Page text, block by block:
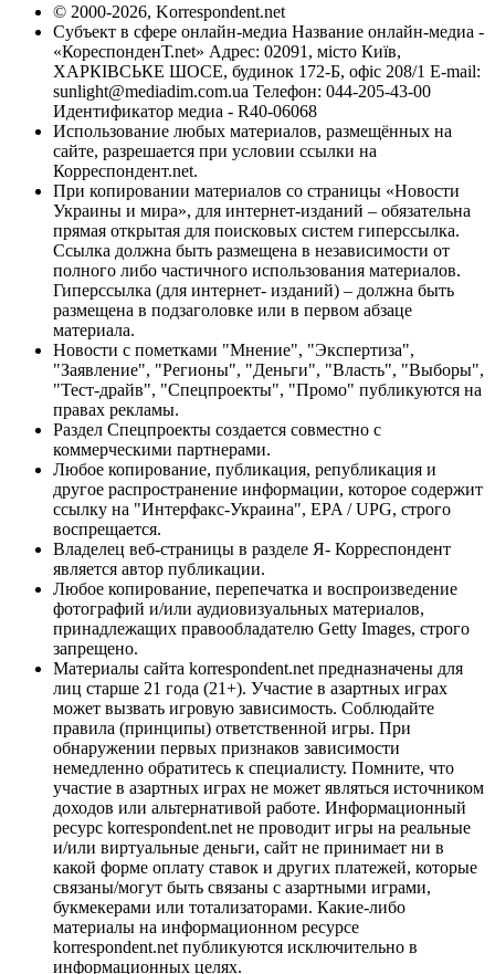
© 2000-2026, Korrespondent.net
Субъект в сфере онлайн-медиа Название онлайн-медиа -
«КореспонденТ.net» Адрес: 02091, місто Київ,
ХАРКІВСЬКЕ ШОСЕ, будинок 172-Б, офіс 208/1 E-mail:
sunlight@mediadim.com.ua Телефон: 044-205-43-00
Идентификатор медиа - R40-06068
Использование любых материалов, размещённых на
сайте, разрешается при условии ссылки на
Корреспондент.net.
При копировании материалов со страницы «Новости
Украины и мира», для интернет-изданий – обязательна
прямая открытая для поисковых систем гиперссылка.
Ссылка должна быть размещена в независимости от
полного либо частичного использования материалов.
Гиперссылка (для интернет- изданий) – должна быть
размещена в подзаголовке или в первом абзаце
материала.
Новости с пометками "Мнение", "Экспертиза",
"Заявление", "Регионы", "Деньги", "Власть", "Выборы",
"Тест-драйв", "Спецпроекты", "Промо" публикуются на
правах рекламы.
Раздел Спецпроекты создается совместно с
коммерческими партнерами.
Любое копирование, публикация, републикация и
другое распространение информации, которое содержит
ссылку на "Интерфакс-Украина", EPA / UPG, строго
воспрещается.
Владелец веб-страницы в разделе Я- Корреспондент
является автор публикации.
Любое копирование, перепечатка и воспроизведение
фотографий и/или аудиовизуальных материалов,
принадлежащих правообладателю Getty Images, строго
запрещено.
Материалы сайта korrespondent.net предназначены для
лиц старше 21 года (21+). Участие в азартных играх
может вызвать игровую зависимость. Соблюдайте
правила (принципы) ответственной игры. При
обнаружении первых признаков зависимости
немедленно обратитесь к специалисту. Помните, что
участие в азартных играх не может являться источником
доходов или альтернативой работе. Информационный
ресурс korrespondent.net не проводит игры на реальные
и/или виртуальные деньги, сайт не принимает ни в
какой форме оплату ставок и других платежей, которые
связаны/могут быть связаны с азартными играми,
букмекерами или тотализаторами. Какие-либо
материалы на информационном ресурсе
korrespondent.net публикуются исключительно в
информационных целях.